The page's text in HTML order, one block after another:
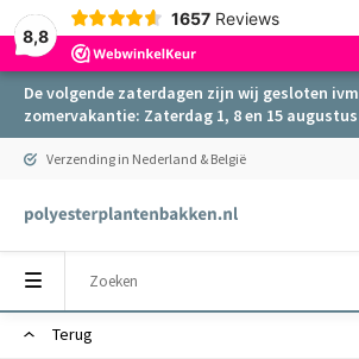
8,8
1657 Reviews
De volgende zaterdagen zijn wij gesloten ivm
zomervakantie: Zaterdag 1, 8 en 15 augustus
Verzending in Nederland & België
Terug